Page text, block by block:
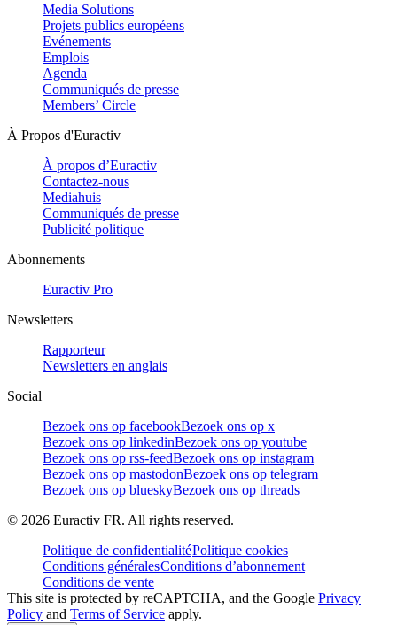
Media Solutions
Projets publics européens
Evénements
Emplois
Agenda
Communiqués de presse
Members’ Circle
À Propos d'Euractiv
À propos d’Euractiv
Contactez-nous
Mediahuis
Communiqués de presse
Publicité politique
Abonnements
Euractiv Pro
Newsletters
Rapporteur
Newsletters en anglais
Social
Bezoek ons op facebookBezoek ons op x
Bezoek ons op linkedinBezoek ons op youtube
Bezoek ons op rss-feedBezoek ons op instagram
Bezoek ons op mastodonBezoek ons op telegram
Bezoek ons op blueskyBezoek ons op threads
© 2026 Euractiv FR. All rights reserved.
Politique de confidentialitéPolitique cookies
Conditions généralesConditions d’abonnement
Conditions de vente
This site is protected by reCAPTCHA, and the Google Privacy
Policy and Terms of Service apply.